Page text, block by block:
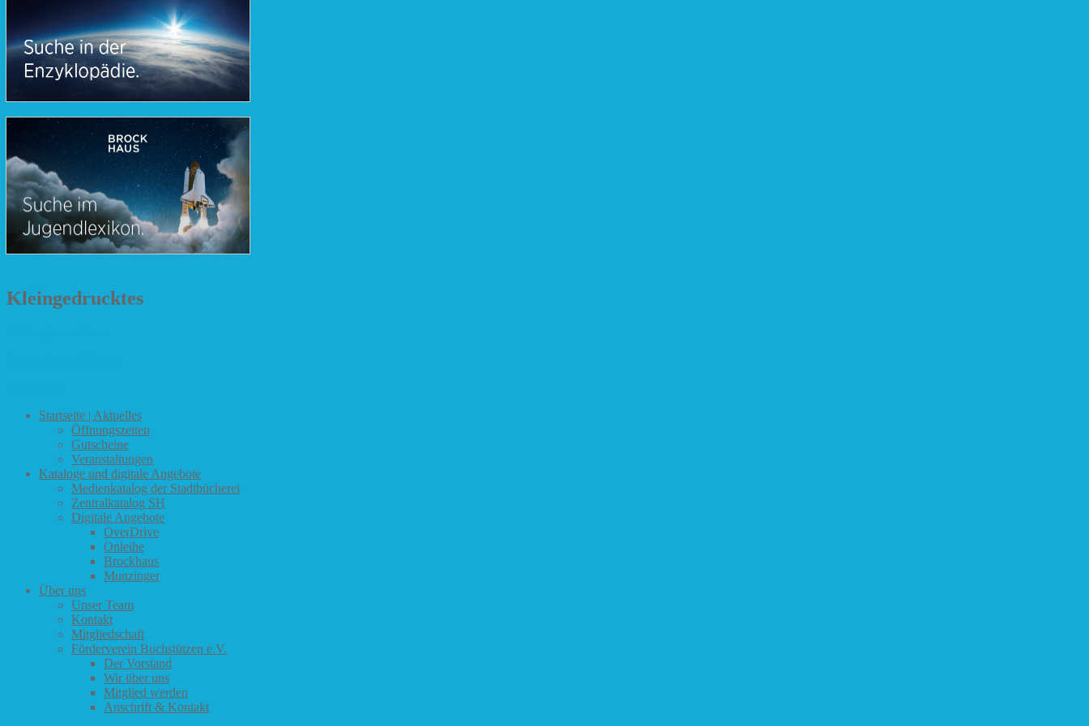
Kleingedrucktes
Startseite | Aktuelles
Öffnungszeiten
Gutscheine
Veranstaltungen
Kataloge und digitale Angebote
Medienkatalog der Stadtbücherei
Zentralkatalog SH
Digitale Angebote
OverDrive
Onleihe
Brockhaus
Munzinger
Über uns
Unser Team
Kontakt
Mitgliedschaft
Förderverein Buchstützen e.V.
Der Vorstand
Wir über uns
Mitglied werden
Anschrift & Kontakt